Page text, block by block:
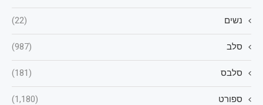
נשים (22)
סלב (987)
סלבס (181)
ספורט (1,180)